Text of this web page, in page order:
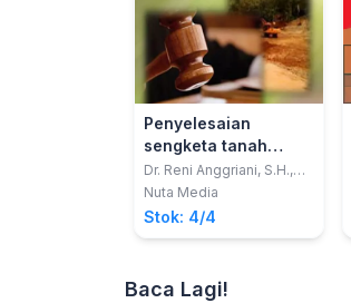
Penyelesaian
sengketa tanah
wakaf yang diminta
kembali oleh ahli
warisnya (Edisi
Revisi)
Dr. Reni Anggriani, S.H.,
M.Kn.
Nuta Media
Stok: 4/4
Baca Lagi!